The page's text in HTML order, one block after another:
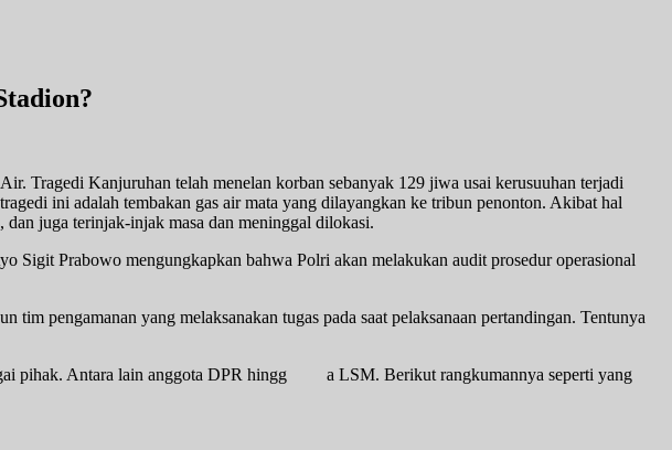
Tragedi Kanjuruhan telah menelan korban sebanyak 129 jiwa usai kerusuuhan terjadi
ini adalah tembakan gas air mata yang dilayangkan ke tribun penonton. Akibat hal
dan juga terinjak-injak masa dan meninggal dilokasi.
Sigit Prabowo mengungkapkan bahwa Polri akan melakukan audit prosedur operasional
pengamanan yang melaksanakan tugas pada saat pelaksanaan pertandingan. Tentunya
pihak. Antara lain anggota DPR hingg a LSM. Berikut rangkumannya seperti yang